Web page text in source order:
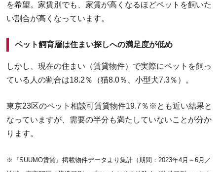
を希望。家賃別でも、家賃が高くなるほどペットを飼いた
い割合が高くなっています。
ペット飼育層は住まい探しへの満足度が低め
しかし、現在の住まい（賃貸物件）で実際にペットを飼っ
ている人の割合は18.2％（猫8.0％、小型犬7.3％）。
東京23区のペット相談可賃貸物件19.7％※とも近い結果と
なっていますが、需要の半分も満たしていないことが分か
ります。
※『SUUMO賃貸』掲載物件データより集計（期間：2023年4月～6月／